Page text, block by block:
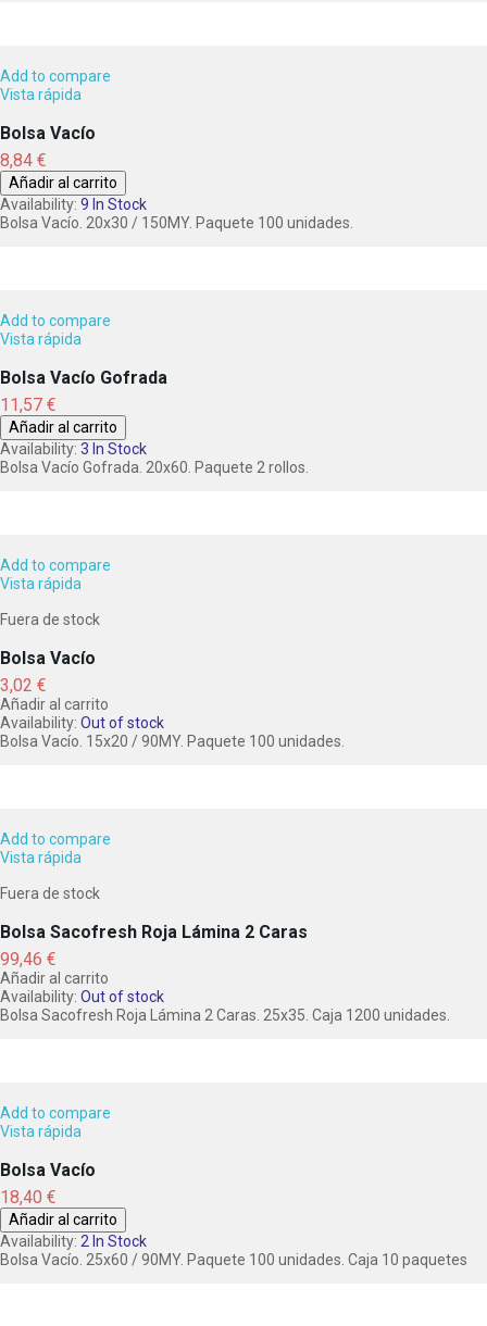
Add to compare
Vista rápida
Bolsa Vacío
Precio
8,84 €
Añadir al carrito
Availability: 9 In Stock
Bolsa Vacío. 20x30 / 150MY. Paquete 100 unidades.
Add to compare
Vista rápida
Bolsa Vacío Gofrada
Precio
11,57 €
Añadir al carrito
Availability: 3 In Stock
Bolsa Vacío Gofrada. 20x60. Paquete 2 rollos.
Add to compare
Vista rápida
Fuera de stock
Bolsa Vacío
Precio
3,02 €
Añadir al carrito
Availability: Out of stock
Bolsa Vacío. 15x20 / 90MY. Paquete 100 unidades.
Add to compare
Vista rápida
Fuera de stock
Bolsa Sacofresh Roja Lámina 2 Caras
Precio
99,46 €
Añadir al carrito
Availability: Out of stock
Bolsa Sacofresh Roja Lámina 2 Caras. 25x35. Caja 1200 unidades.
Add to compare
Vista rápida
Bolsa Vacío
Precio
18,40 €
Añadir al carrito
Availability: 2 In Stock
Bolsa Vacío. 25x60 / 90MY. Paquete 100 unidades. Caja 10 paquetes